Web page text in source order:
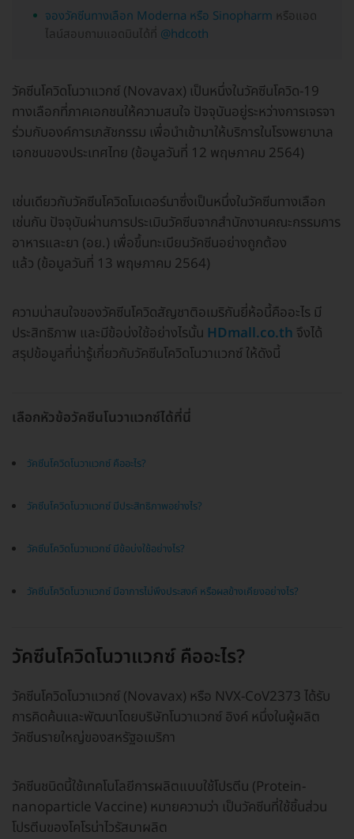
จองวัคซีนทางเลือก Moderna หรือ Sinopharm หรือแอด
ไลน์สอบถามแอดมินได้ที่ @hdcoth
วัคซีนโควิดโนวาแวกซ์ (Novavax) เป็นหนึ่งในวัคซีนโควิด-19
ทางเลือกที่ภาคเอกชนให้ความสนใจ ปัจจุบันอยู่ระหว่างการเจรจา
ร่วมกับองค์การเภสัชกรรม เพื่อนำเข้ามาให้บริการในโรงพยาบาล
เอกชนของประเทศไทย (ข้อมูลวันที่ 12 พฤษภาคม 2564)
เช่นเดียวกับวัคซีนโควิดโมเดอร์นาซึ่งเป็นหนึ่งในวัคซีนทางเลือก
เช่นกัน ปัจจุบันผ่านการประเมินวัคซีนจากสำนักงานคณะกรรมการ
อาหารและยา (อย.) เพื่อขึ้นทะเบียนวัคซีนอย่างถูกต้อง
แล้ว (ข้อมูลวันที่ 13 พฤษภาคม 2564)
ความน่าสนใจของวัคซีนโควิดสัญชาติอเมริกันยี่ห้อนี้คืออะไร มี
ประสิทธิภาพ และมีข้อบ่งใช้อย่างไรนั้น HDmall.co.th จึงได้
สรุปข้อมูลที่น่ารู้เกี่ยวกับวัคซีนโควิดโนวาแวกซ์ ให้ดังนี้
เลือกหัวข้อวัคซีนโนวาแวกซ์ได้ที่นี่
วัคซีนโควิดโนวาแวกซ์ คืออะไร?
วัคซีนโควิดโนวาแวกซ์ มีประสิทธิภาพอย่างไร?
วัคซีนโควิดโนวาแวกซ์ มีข้อบ่งใช้อย่างไร?
วัคซีนโควิดโนวาแวกซ์ มีอาการไม่พึงประสงค์ หรือผลข้างเคียงอย่างไร?
วัคซีนโควิดโนวาแวกซ์ คืออะไร?
วัคซีนโควิดโนวาแวกซ์ (Novavax) หรือ NVX-CoV2373 ได้รับ
การคิดค้นและพัฒนาโดยบริษัทโนวาแวกซ์ อิงค์ หนึ่งในผู้ผลิต
วัคซีนรายใหญ่ของสหรัฐอเมริกา
วัคซีนชนิดนี้ใช้เทคโนโลยีการผลิตแบบใช้โปรตีน (Protein-
nanoparticle Vaccine) หมายความว่า เป็นวัคซีนที่ใช้ชิ้นส่วน
โปรตีนของโคโรน่าไวรัสมาผลิต